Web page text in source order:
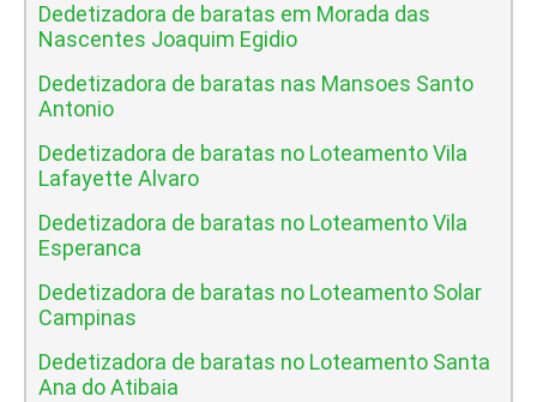
Dedetizadora de baratas em Morada das
Nascentes Joaquim Egidio
Dedetizadora de baratas nas Mansoes Santo
Antonio
Dedetizadora de baratas no Loteamento Vila
Lafayette Alvaro
Dedetizadora de baratas no Loteamento Vila
Esperanca
Dedetizadora de baratas no Loteamento Solar
Campinas
Dedetizadora de baratas no Loteamento Santa
Ana do Atibaia